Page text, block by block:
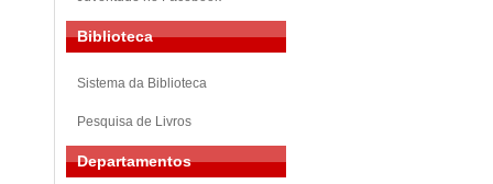
Biblioteca
Sistema da Biblioteca
Pesquisa de Livros
Departamentos